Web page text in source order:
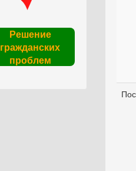
Решение
гражданских
проблем